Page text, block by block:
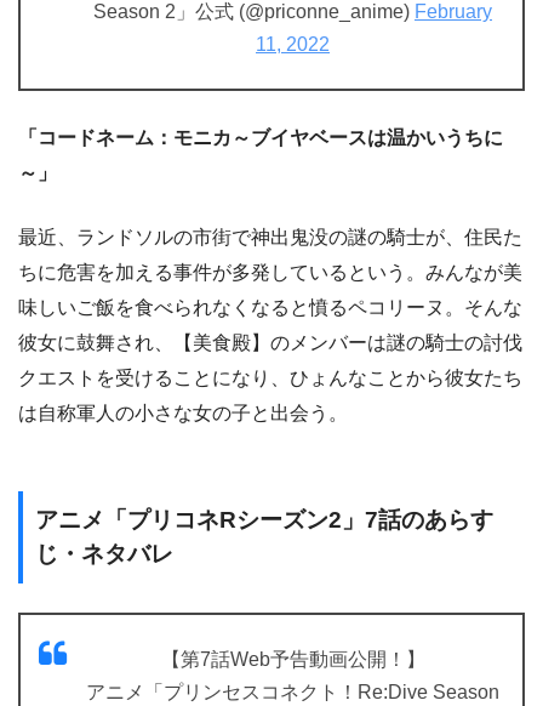
Season 2」公式 (@priconne_anime) February
11, 2022
「コードネーム：モニカ～ブイヤベースは温かいうちに
～」
最近、ランドソルの市街で神出鬼没の謎の騎士が、住民た
ちに危害を加える事件が多発しているという。みんなが美
味しいご飯を食べられなくなると憤るペコリーヌ。そんな
彼女に鼓舞され、【美食殿】のメンバーは謎の騎士の討伐
クエストを受けることになり、ひょんなことから彼女たち
は自称軍人の小さな女の子と出会う。
アニメ「プリコネRシーズン2」7話のあらす
じ・ネタバレ
【第7話Web予告動画公開！】
アニメ「プリンセスコネクト！Re:Dive Season